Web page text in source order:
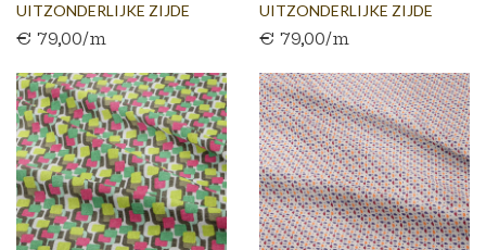
UITZONDERLIJKE ZIJDE
JERSEY...
€ 79,00/m
UITZONDERLIJKE ZIJDE
JERSEY...
€ 79,00/m